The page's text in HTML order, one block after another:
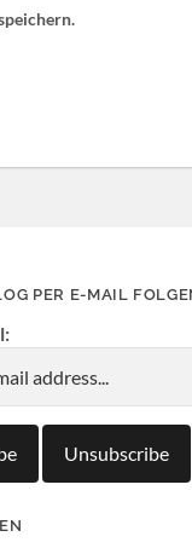
PER E-MAIL